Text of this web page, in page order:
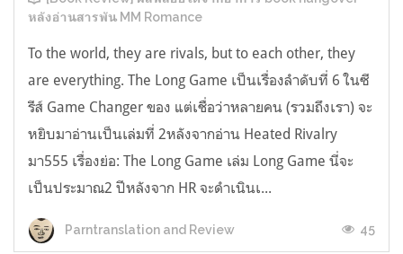
หลังอ่านสารพัน MM Romance
To the world, they are rivals, but to each other, they
are everything. The Long Game เป็นเรื่องลำดับที่ 6 ในซี
รีส์ Game Changer ของ แต่เชื่อว่าหลายคน (รวมถึงเรา) จะ
หยิบมาอ่านเป็นเล่มที่ 2หลังจากอ่าน Heated Rivalry
มา555 เรื่องย่อ: The Long Game เล่ม Long Game นี่จะ
เป็นประมาณ2 ปีหลังจาก HR จะดำเนินเ...
Parntranslation and Review 45